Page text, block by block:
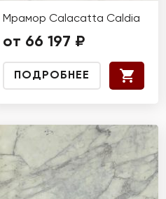
Мрамор Calacatta Caldia
от 66 197 ₽
ПОДРОБНЕЕ